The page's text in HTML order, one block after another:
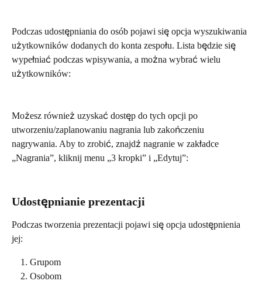
Podczas udostępniania do osób pojawi się opcja wyszukiwania
użytkowników dodanych do konta zespołu. Lista będzie się
wypełniać podczas wpisywania, a można wybrać wielu
użytkowników:
Możesz również uzyskać dostęp do tych opcji po
utworzeniu/zaplanowaniu nagrania lub zakończeniu
nagrywania. Aby to zrobić, znajdź nagranie w zakładce
„Nagrania”, kliknij menu „3 kropki” i „Edytuj”:
Udostępnianie prezentacji
Podczas tworzenia prezentacji pojawi się opcja udostępnienia
jej:
Grupom
Osobom